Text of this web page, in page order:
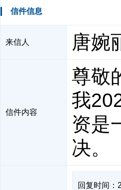
信件信息
来信人 唐婉
信件内容
尊敬
我
资是
决。
回复时间：